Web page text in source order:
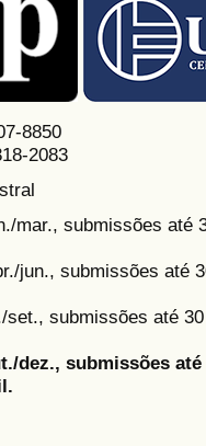
8850
2083
mar., submissões até
jun., submissões até
submissões até
dez., submissões